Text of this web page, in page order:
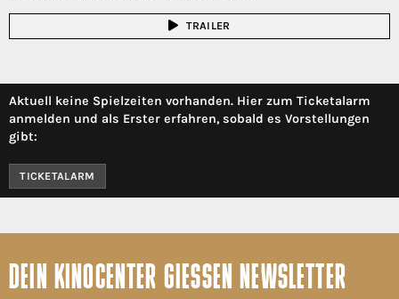
TRAILER
Aktuell keine Spielzeiten vorhanden. Hier zum Ticketalarm
anmelden und als Erster erfahren, sobald es Vorstellungen
gibt:
TICKETALARM
DEIN KINOCENTER GIESSEN NEWSLETTER